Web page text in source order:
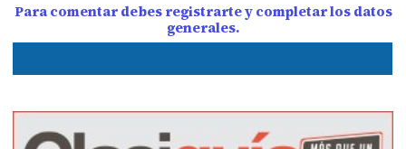
Para comentar debes registrarte y completar los datos
generales.